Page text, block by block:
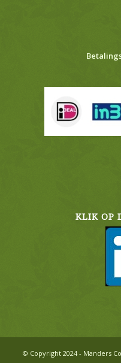
KLIK OP
© Copyright 2024 - Manders